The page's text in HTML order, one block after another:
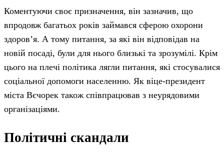
Коментуючи своє призначення, він зазначив, що
впродовж багатьох років займався сферою охорони
здоров’я. А тому питання, за які він відповідав на
новій посаді, були для нього близькі та зрозумілі. Крім
цього на плечі політика лягли питання, які стосувалися
соціальної допомоги населенню. Як віце-президент
міста Вєчорек також співпрацював з неурядовими
організаціями.
Політичні скандали